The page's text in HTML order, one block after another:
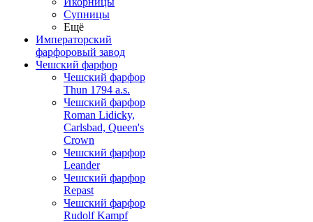
Супницы
Ещё
Императорский
фарфоровый завод
Чешский фарфор
Чешский фарфор
Thun 1794 a.s.
Чешский фарфор
Roman Lidicky,
Carlsbad, Queen's
Crown
Чешский фарфор
Leander
Чешский фарфор
Repast
Чешский фарфор
Rudolf Kampf